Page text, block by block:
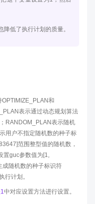
低了执行计划的质量。
OPTIMIZE_PLAN和
表示通过动态规划算法
RANDOM_PLAN表示随机
用户不指定随机数的种子标
范围整型值的随机数，
置guc参数值为[1,
随机数的种子标识符
行计划。
中对应设置方法进行设置。